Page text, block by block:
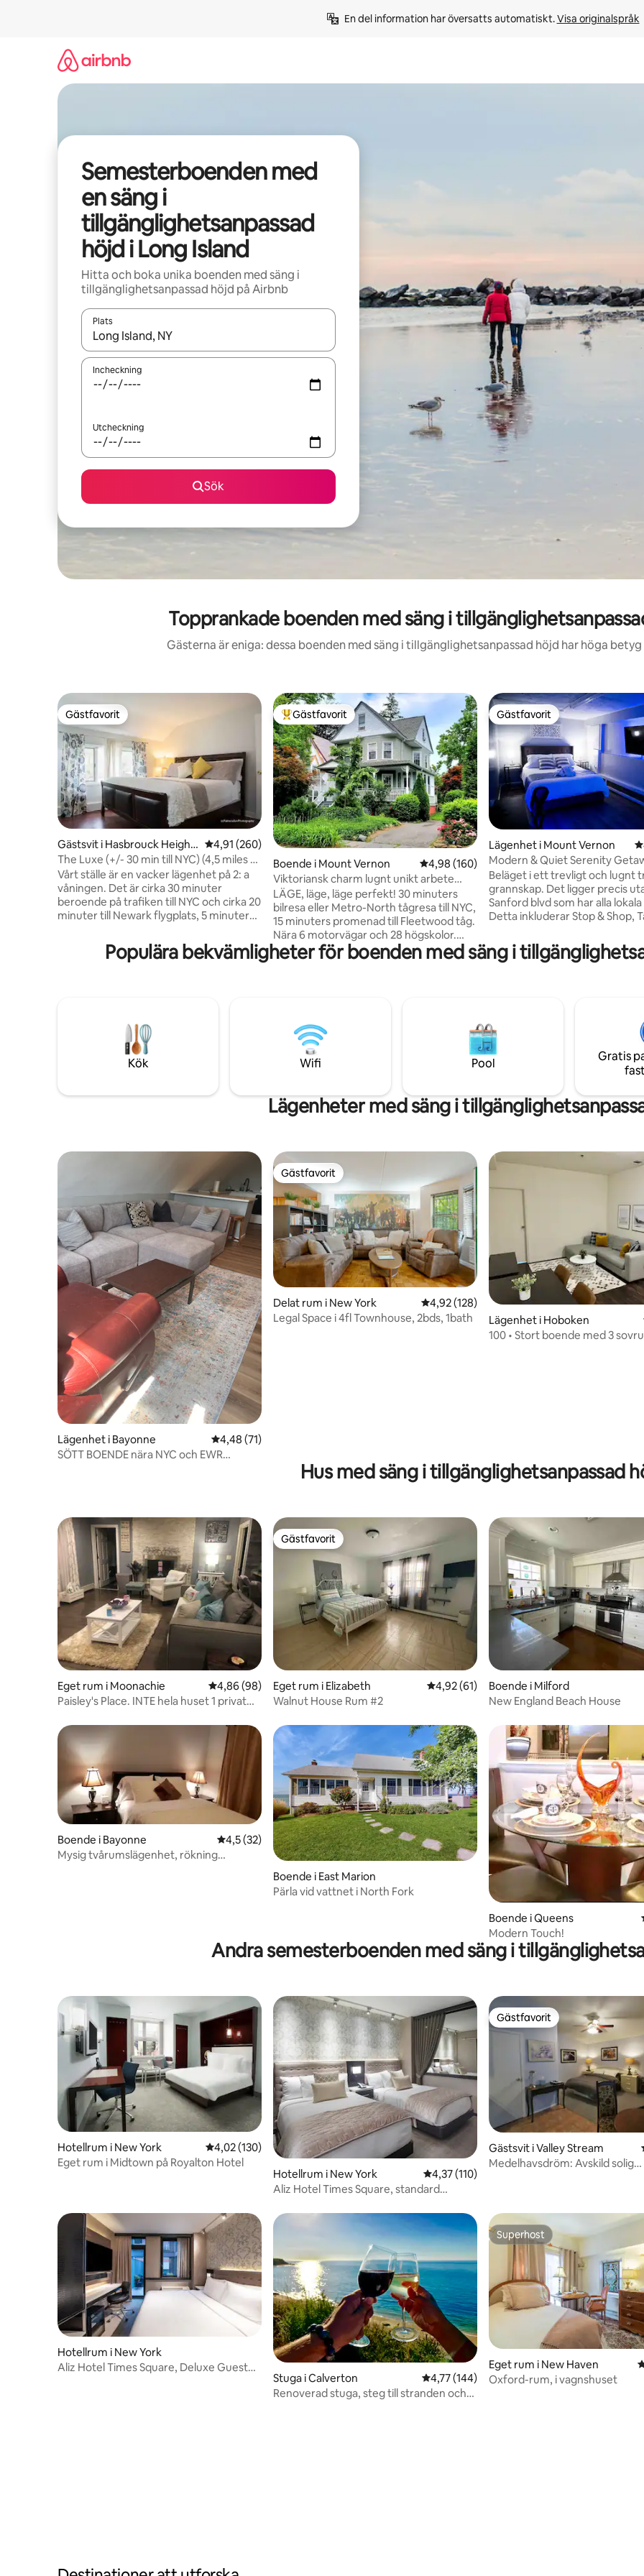
En del information har översatts automatiskt. Visa originalspråk
Semesterboenden med
en säng i
tillgänglighetsanpassad
höjd i Long Island
Hitta och boka unika boenden med säng i
tillgänglighetsanpassad höjd på Airbnb
Plats
När resultaten är tillgängliga kan du navigera med upp- och nedåtpilarna eller utforska genom att trycka eller svepa.
Incheckning
Utcheckning
Sök
Topprankade boenden med säng i
Gästerna är eniga: dessa boenden med säng i tillgänglighetsanpassad höjd har höga
Gästfavorit
Gästfavorit
Gästsvit i Hasbrouck Height
s
4,91 av 5 i genomsnittligt betyg, 260 omdömen
4,91 (260)
The Luxe (+/- 30 min till NYC) (4,5 miles till
MetLife)
Vårt ställe är en vacker lägenhet på 2: a
våningen. Det är cirka 30 minuter
beroende på trafiken till NYC och cirka 20
minuter till Newark flygplats, 5 minuter
MetLife Stadium, American Dream Mall
och Theme Park, och 20 minuter till
American Dream och MetLife Stadium
ner på gatan och NJ Transit tågtrafik
bara en kort bilresa bort!
Populär gästfavorit
Gästfavorit
Boende i Mount Vernon 4,98 av 5 i genomsnittligt betyg, 160
4,98 (160)
Viktoriansk charm lugnt unikt arbete
eller lek 30 min NYC
LÄGE, läge, läge perfekt! 30 minuters
bilresa eller Metro-North tågresa till NYC,
15 minuters promenad till Fleetwood tåg.
Nära 6 motorvägar och 28 högskolor.
Vårt 1898 viktorianska charmrenoverade
hem i Westchester, NY. Perfekt
våningen, 2 1/2 badrum, vintage badkar,
lyxig dusch. Tvätt. Lek eller arbeta
hemifrån. Bra familjesemester.
Gatuparkering och uppfart.
Gästfavorit
Gästfavorit
Lägenhet i Mount Vernon
Modern & Quiet Serenity
Enhanced Cleaning
Beläget i ett trevligt och lugnt
grannskap. Det ligger precis
Sanford blvd som har alla
Detta inkluderar Stop & Shop,
för att nämna några. Några av
bekvämligheter som finns
parkering. Det är också 15
promenad till tunnelbanan
du kan vara i NYC på 25-30 min.
Populära bekvämligheter för boenden med säng i
Kök Wifi Pool
Gratis
Lägenheter med säng i
Lägenhet i Bayonne 4,48 av 5 i genomsnittligt betyg, 71 omdömen
4,48 (71)
SÖTT BOENDE nära NYC och EWR
Gästfavorit
Gästfavorit
Delat rum i New York 4,92 av 5 i genomsnittligt betyg, 128
4,92 (128)
Legal Space i 4fl Townhouse, 2bds, 1bath
Lägenhet i Hoboken
100 • Stort boende med 3
Hus med säng i tillgänglighetsanpassad
Eget rum i Moonachie 4,86 av 5 i genomsnittligt betyg, 98 omdömen
4,86 (98)
Paisley's Place. INTE hela huset 1 privat
Gästfavorit
Gästfavorit
Eget rum i Elizabeth 4,92 av 5 i genomsnittligt betyg, 61
4,92 (61)
Walnut House Rum #2
Boende i Milford
New England Beach House
Boende i Bayonne 4,5 av 5 i genomsnittligt betyg, 32 omdömen
4,5 (32)
Mysig tvårumslägenhet, rökning
Boende i East Marion
Pärla vid vattnet i North Fork
Boende i Queens
Modern Touch!
Andra semesterboenden med säng i
Hotellrum i New York 4,02 av 5 i genomsnittligt betyg, 130 omdömen
4,02 (130)
Eget rum i Midtown på Royalton Hotel
Hotellrum i New York
4,37 av 5 i genomsnittligt betyg, 110
4,37 (110)
Aliz Hotel Times Square, standard
Gästfavorit
Gästfavorit
Gästsvit i Valley Stream
Medelhavsdröm: Avskild solig
Hotellrum i New York
Aliz Hotel Times Square, Deluxe Guest
Stuga i Calverton 4,77 av 5 i genomsnittligt betyg, 144
4,77 (144)
Renoverad stuga, steg till stranden och
Superhost
Superhost
Eget rum i New Haven
Oxford-rum, i vagnshuset